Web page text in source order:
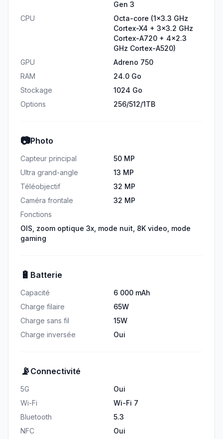
Gen 3
CPU
Octa-core (1x3.3 GHz
Cortex-X4 + 3x3.2 GHz
Cortex-A720 + 4x2.3
GHz Cortex-A520)
GPU
Adreno 750
RAM
24.0 Go
Stockage
1024 Go
Options
256/512/1TB
📷Photo
Capteur principal
50 MP
Ultra grand-angle
13 MP
Téléobjectif
32 MP
Caméra frontale
32 MP
Fonctions
OIS, zoom optique 3x, mode nuit, 8K video, mode
gaming
🔋 Batterie
Capacité
6 000 mAh
Charge filaire
65W
Charge sans fil
15W
Charge inversée
Oui
📡 Connectivité
5G
Oui
Wi-Fi
Wi-Fi 7
Bluetooth
5.3
NFC
Oui